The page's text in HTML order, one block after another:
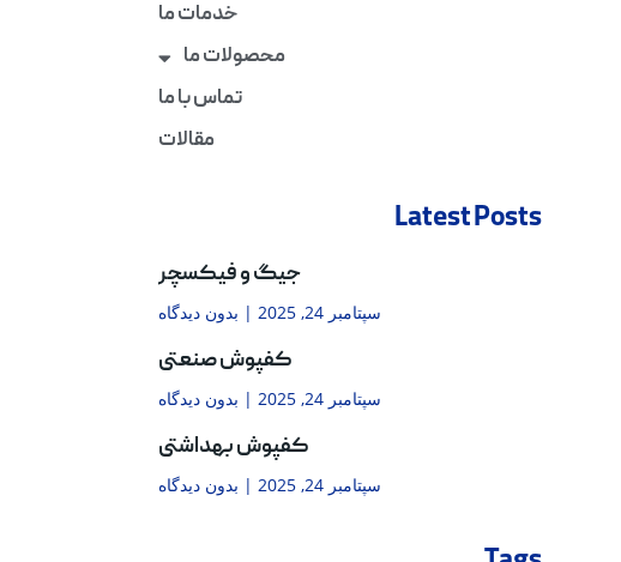
خدمات ما
محصولات ما
تماس با ما
مقالات
Latest Posts
جیگ و فیکسچر
سپتامبر 24, 2025 بدون دیدگاه
کفپوش صنعتی
سپتامبر 24, 2025 بدون دیدگاه
کفپوش بهداشتی
سپتامبر 24, 2025 بدون دیدگاه